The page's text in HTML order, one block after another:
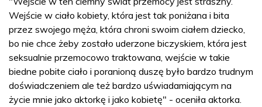
Wejście w ciało kobiety, która jest tak poniżana i bita
przez swojego męża, która chroni swoim ciałem dziecko,
bo nie chce żeby zostało uderzone biczyskiem, która jest
seksualnie przemocowo traktowana, wejście w takie
biedne pobite ciało i poranioną duszę było bardzo trudnym
doświadczeniem ale też bardzo uświadamiającym na
życie mnie jako aktorkę i jako kobietę" - oceniła aktorka.